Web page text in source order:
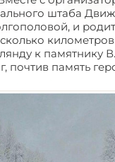
штаба
и
к памятнику
почтив память